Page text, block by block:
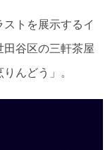
トを展示するイ
谷区の三軒茶屋
んどう」。